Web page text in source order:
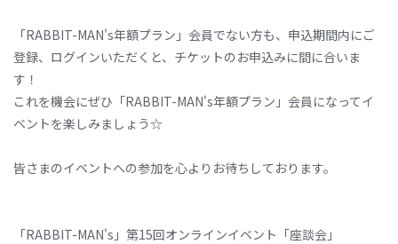
「RABBIT-MAN's年額プラン」会員でない方も、申込期間内にご
登録、ログインいただくと、チケットのお申込みに間に合いま
す！
これを機会にぜひ「RABBIT-MAN's年額プラン」会員になってイ
ベントを楽しみましょう☆
皆さまのイベントへの参加を心よりお待ちしております。
「RABBIT-MAN's」第15回オンラインイベント「座談会」